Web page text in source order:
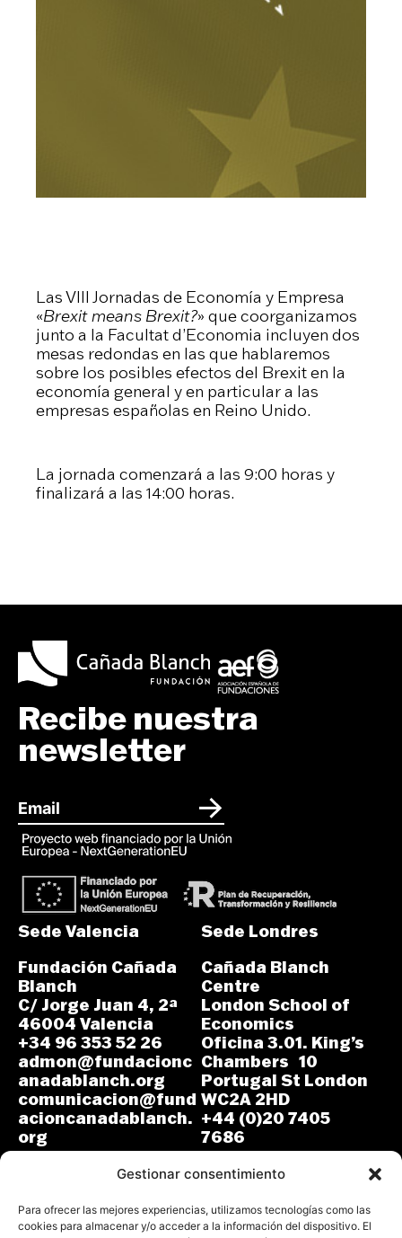
Gestionar consentimiento
Para ofrecer las mejores experiencias, utilizamos tecnologías como las
cookies para almacenar y/o acceder a la información del dispositivo. El
Las VIII Jornadas de Economía y Empresa
«Brexit means Brexit?» que coorganizamos
junto a la Facultat d’Economia incluyen dos
mesas redondas en las que hablaremos
sobre los posibles efectos del Brexit en la
economía general y en particular a las
empresas españolas en Reino Unido.
La jornada comenzará a las 9:00 horas y
finalizará a las 14:00 horas.
Recibe nuestra
newsletter
Sede Valencia
Fundación Cañada
Blanch
C/ Jorge Juan 4, 2ª
46004 Valencia
+34 96 353 52 26
admon@fundacionc
anadablanch.org
comunicacion@fund
acioncanadablanch.
org
Sede Londres
Cañada Blanch
Centre
London School of
Economics
Oficina 3.01. King’s
Chambers 10
Portugal St London
WC2A 2HD
+44 (0)20 7405
7686
m.osuna-
vergara@lse.ac.uk